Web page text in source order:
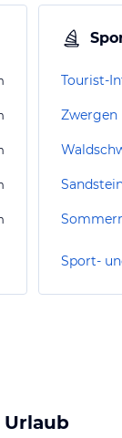
Tourist-
Zwergen